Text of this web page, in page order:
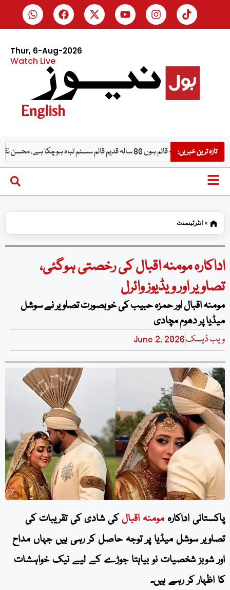
Thur, 6-Aug-2026
Watch Live
English
تازہ ترین خبریں:
سالہ قدیم قائم سسٹم تباہ ہوچکا ہے، محسن نقوی صوبائی
» انٹرٹینمنٹ
اداکارہ مومنہ اقبال کی رخصتی ہوگئی،
تصاویر اور ویڈیوز وائرل
مومنہ اقبال اور حمزہ حبیب کی خوبصورت تصاویر نے سوشل
میڈیا پر دھوم مچادی
ویب ڈیسکJune 2, 2026
پاکستانی اداکارہ مومنہ اقبالکی شادی کی تقریبات کی
تصاویر سوشل میڈیا پر توجہ حاصل کر رہی ہیں جہاں مداح
اور شوبز شخصیات نو بیاہتا جوڑے کے لیے نیک خواہشات
کا اظہار کر رہے ہیں۔